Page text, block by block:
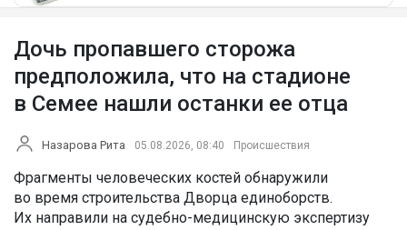
Дочь пропавшего сторожа
предположила, что на стадионе
в Семее нашли останки ее отца
Назарова Рита 05.08.2026, 08:40 Происшествия
Фрагменты человеческих костей обнаружили
во время строительства Дворца единоборств.
Их направили на судебно-медицинскую экспертизу